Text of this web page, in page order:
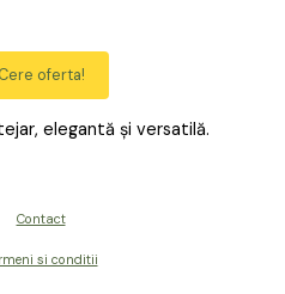
Cere oferta!
elegantă și versatilă.
Contact
si conditii